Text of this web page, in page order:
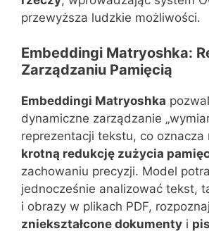
przewyższa ludzkie możliwości.
Embeddingi Matryoshka:
Zarządzaniu Pamięcią
Embeddingi Matryoshka
dynamiczne zarządzanie
reprezentacji tekstu, co oznacza
krotną redukcję zużycia
zachowaniu precyzji. Model
jednocześnie analizować tekst,
i obrazy w plikach PDF,
zniekształcone dokumenty i